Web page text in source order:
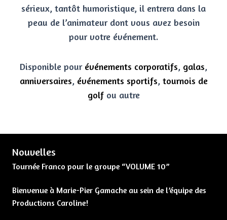
sérieux, tantôt humoristique, il entrera dans la
peau de l’animateur dont vous avez besoin
pour votre événement.
Disponible pour événements corporatifs, galas,
anniversaires, événements sportifs, tournois de
golfou autre
Nouvelles
Tournée Franco pour le groupe “VOLUME 10”
Bienvenue à Marie-Pier Gamache au sein de l’équipe des
Productions Caroline!